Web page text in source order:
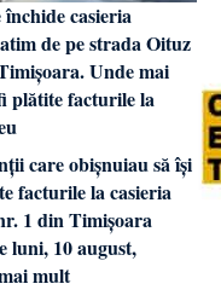
închide casieria
de pe strada Oituz
Unde mai
plătite facturile la
care obișnuiau să își
facturile la casieria
1 din Timișoara
luni, 10 august,
mult